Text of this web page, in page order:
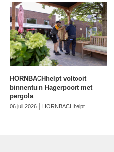
HORNBACHhelpt voltooit
binnentuin Hagerpoort met
pergola
06 juli 2026 | HORNBACHhelpt